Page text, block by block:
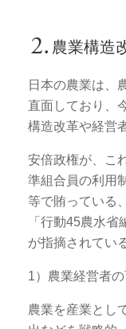
農業構造
日本の農業は、
直面しており、
構造改革や経営
安倍政権が、こ
準組合員の利用
等で賄っている
「行動45農水
が指摘されてい
1）農業経営者
農業を産業とし